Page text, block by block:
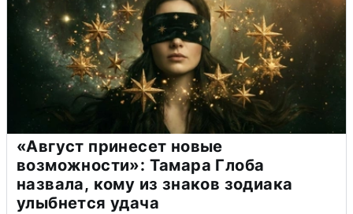
«Август принесет новые
возможности»: Тамара Глоба
назвала, кому из знаков зодиака
улыбнется удача